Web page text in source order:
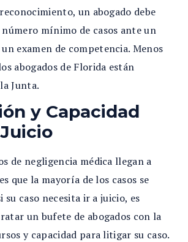
un abogado debe
mínimo de casos ante un
examen de competencia. Menos
abogados de Florida están
Junta.
y Capacidad
de negligencia médica llegan a
que la mayoría de los casos se
su caso necesita ir a juicio, es
un bufete de abogados con la
y capacidad para litigar su caso.